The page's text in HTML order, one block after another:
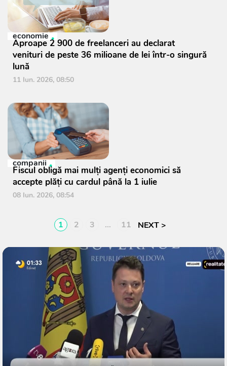
economie
Aproape 2 900 de freelanceri au declarat
venituri de peste 36 milioane de lei într-o singură
lună
11 Iun. 2026, 08:50
companii
Fiscul obligă mai mulți agenți economici să
accepte plăți cu cardul până la 1 iulie
08 Iun. 2026, 08:54
1 2 3 … 11